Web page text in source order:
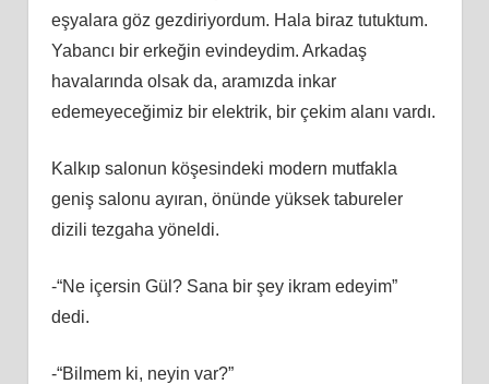
eşyalara göz gezdiriyordum. Hala biraz tutuktum.
Yabancı bir erkeğin evindeydim. Arkadaş
havalarında olsak da, aramızda inkar
edemeyeceğimiz bir elektrik, bir çekim alanı vardı.
Kalkıp salonun köşesindeki modern mutfakla
geniş salonu ayıran, önünde yüksek tabureler
dizili tezgaha yöneldi.
-“Ne içersin Gül? Sana bir şey ikram edeyim”
dedi.
-“Bilmem ki, neyin var?”